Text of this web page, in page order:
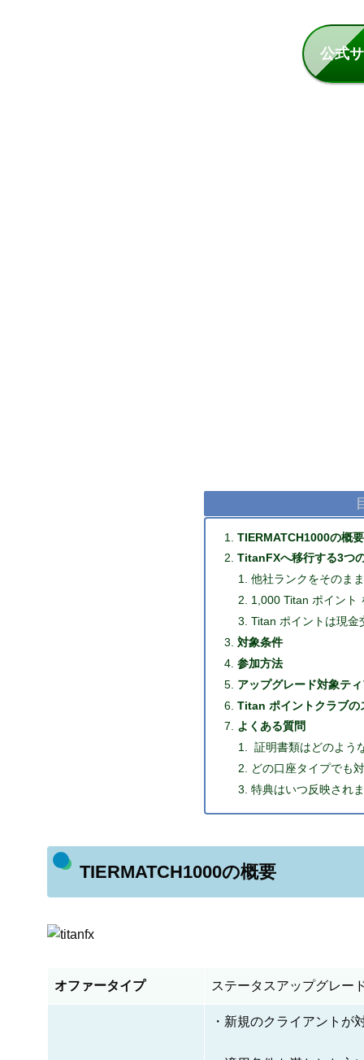
公式
TIERMATCH1000の概要
TitanFXへ移行する3つ
他社ランクをそのま
1,000 Titan ポイント
Titan ポイントは現金
対象条件
参加方法
アップグレード対象テ
Titan ポイントクラブの
よくある質問
証明書類はどのよう
どの口座タイプでも
特典はいつ反映され
TIERMATCH1000の概要
オファータイプ ステータスアップグレー
・新規のクライアントが